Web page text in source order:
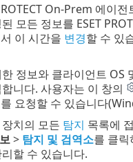
On-Prem 에이
모든 정보를 ESET
이 시간을 변경할 수 있
정보와 클라이언트 OS
니다. 사용자는 이 창의
요청할 수 있습니다
치의 모든 탐지 목록에
> 탐지 및 검역소를 클릭
할 수 있습니다.